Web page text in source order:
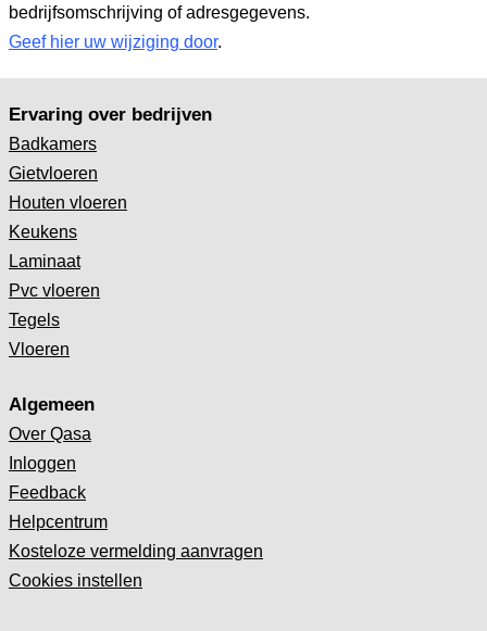
bedrijfsomschrijving of adresgegevens.
Geef hier uw wijziging door.
Ervaring over bedrijven
Badkamers
Gietvloeren
Houten vloeren
Keukens
Laminaat
Pvc vloeren
Tegels
Vloeren
Algemeen
Over Qasa
Inloggen
Feedback
Helpcentrum
Kosteloze vermelding aanvragen
Cookies instellen